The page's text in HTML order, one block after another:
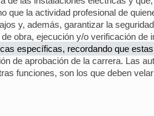
que la actividad profesional de
y, además, garantizar la
obra, ejecución y/o verificación de
específicas, recordando que
de aprobación de la carrera. Las
funciones, son los que deben